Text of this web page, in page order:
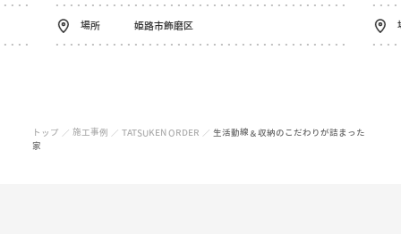
場所 姫路市飾磨区
トップ ／ 施工事例 ／ TATSUKEN ORDER ／ 生活動線＆収納のこだわりが詰まった
家